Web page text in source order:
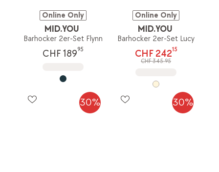
Online Only
MID.YOU
Barhocker 2er-Set Flynn
CHF 18995
Online Only
MID.YOU
Barhocker 2er-Set Lucy
CHF 24215
CHF 345.95
30% 30%